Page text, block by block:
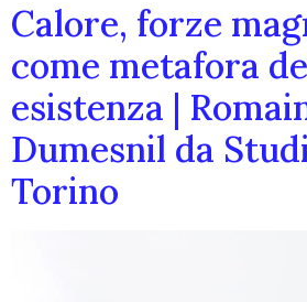
Calore, forze
come metafora
esistenza |
Dumesnil da
Torino